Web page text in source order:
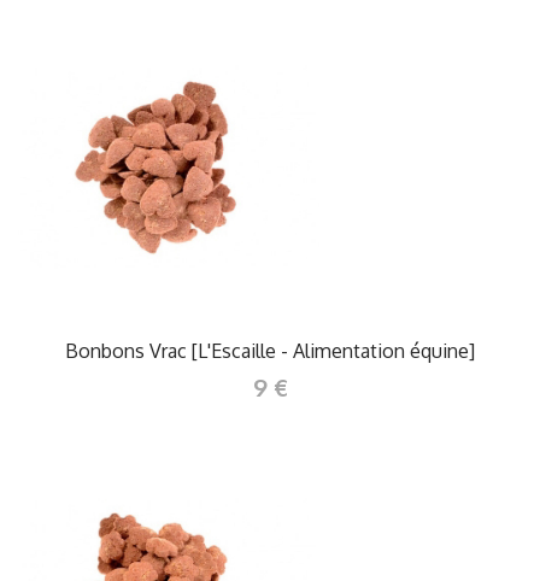
Bonbons Vrac [L'Escaille - Alimentation équine]
9 €